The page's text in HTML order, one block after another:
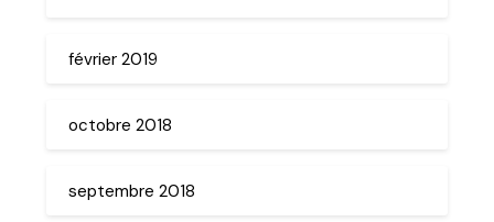
février 2019
octobre 2018
septembre 2018